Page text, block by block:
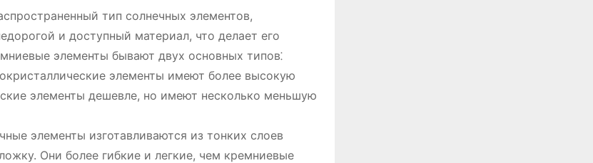
тип солнечных элементов,
и доступный материал, что делает его
элементы бывают двух основных типов⁚
элементы имеют более высокую
элементы дешевле, но имеют несколько меньшую
элементы изготавливаются из тонких слоев
Они более гибкие и легкие, чем кремниевые